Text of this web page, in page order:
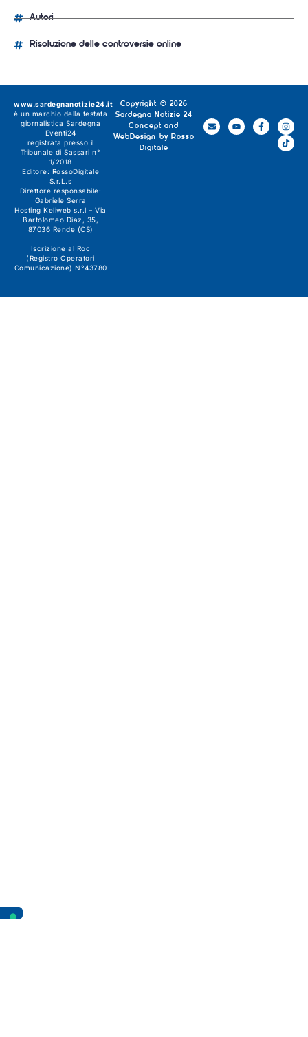
Autori
Risoluzione delle controversie online
Copyright © 2026
Sardegna Notizie 24
Concept and
WebDesign by Rosso
Digitale
www.sardegnanotizie24.it
è un marchio della testata
giornalistica Sardegna
Eventi24
registrata presso il
Tribunale di Sassari n°
1/2018
Editore: RossoDigitale
S.r.L.s
Direttore responsabile:
Gabriele Serra
Hosting Keliweb s.r.l – Via
Bartolomeo Diaz, 35,
87036 Rende (CS)
Iscrizione al Roc
(Registro Operatori
Comunicazione) N°43780